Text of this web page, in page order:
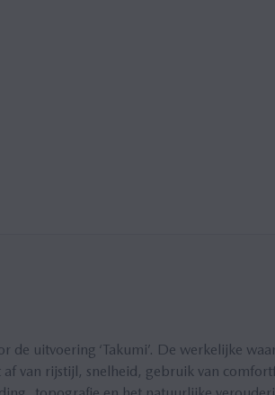
de uitvoering ‘Takumi’. De werkelijke
van rijstijl, snelheid, gebruik van